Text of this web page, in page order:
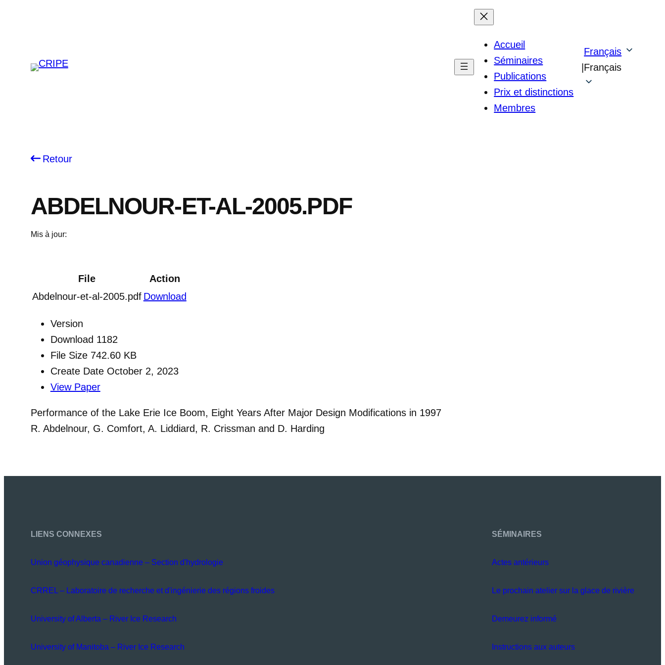
Accueil
Séminaires
Publications
Prix et distinctions
Membres
|
Français
Français
Retour
ABDELNOUR-ET-AL-2005.PDF
Mis à jour:
File
Action
Abdelnour-et-al-2005.pdf Download
Version
Download 1182
File Size 742.60 KB
Create Date October 2, 2023
View Paper
Performance of the Lake Erie Ice Boom, Eight Years After Major Design Modifications in 1997
R. Abdelnour, G. Comfort, A. Liddiard, R. Crissman and D. Harding
LIENS CONNEXES
Union géophysique canadienne – Section d'hydrologie
CRREL – Laboratoire de recherche et d'ingénierie des régions froides
University of Alberta – River Ice Research
University of Manitoba – River Ice Research
SÉMINAIRES
Actes antérieurs
Le prochain atelier sur la glace de rivière
Demeurez informé
Instructions aux auteurs